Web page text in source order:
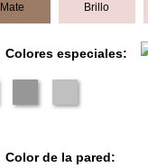
Mate Brillo
Colores especiales:
Color de la pared: